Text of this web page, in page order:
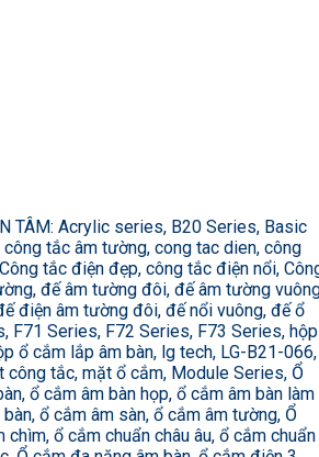
TÂM: Acrylic series, B20 Series, Basic
tắc âm tường, cong tac dien, công
tắc điện đẹp, công tắc điện nổi,
đế âm tường đôi, đế âm tường
điện âm tường đôi, đế nổi vuông, đế ổ
F71 Series, F72 Series, F73 Series, hộp
ổ cắm lắp âm bàn, lg tech, LG-B21-066,
công tắc, mặt ổ cắm, Module Series, Ổ
ổ cắm âm bàn họp, ổ cắm âm bàn làm
ổ cắm âm sàn, ổ cắm âm tường, Ổ
chìm, ổ cắm chuẩn châu âu, ổ cắm chuẩn